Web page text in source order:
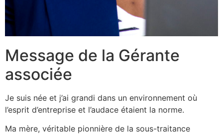
Message de la Gérante
associée
Je suis née et j’ai grandi dans un environnement où
l’esprit d’entreprise et l’audace étaient la norme.
Ma mère, véritable pionnière de la sous-traitance